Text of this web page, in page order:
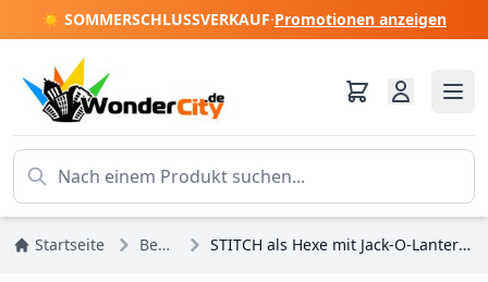
☀️ SOMMERSCHLUSSVERKAUF·Promotionen anzeigen
Startseite Bestseller STITCH als Hexe mit Jack-O-Lantern - DISNEY TRADITIONS